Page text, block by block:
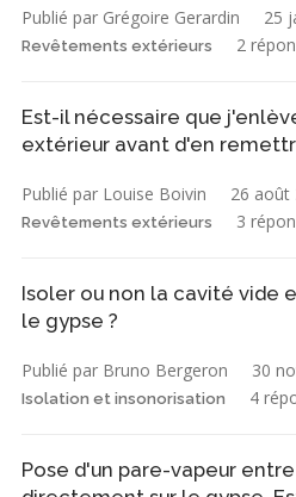
Publié par Grégoire Gerardin 25
Revêtements extérieurs 2
Est-il nécessaire que
extérieur avant d'en
Publié par Louise Boivin 26 août
Revêtements extérieurs 3
Isoler ou non la cavité vide
le gypse ?
Publié par Bruno Bergeron 30
Isolation et insonorisation 4
Pose d'un pare-vapeur